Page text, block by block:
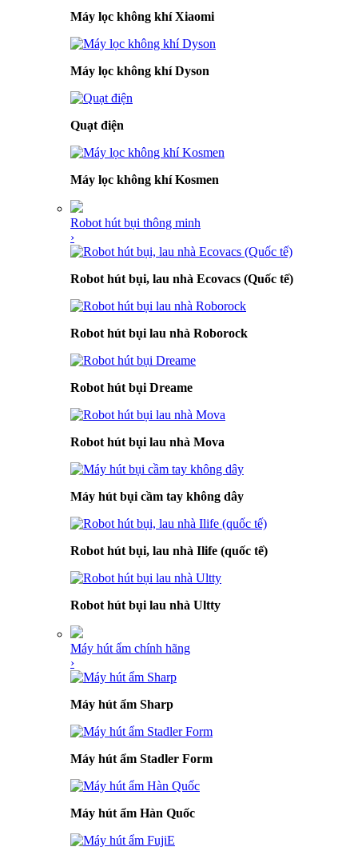
Máy lọc không khí Xiaomi
Máy lọc không khí Dyson
Quạt điện
Máy lọc không khí Kosmen
Robot hút bụi thông minh
›
Robot hút bụi, lau nhà Ecovacs (Quốc tế)
Robot hút bụi lau nhà Roborock
Robot hút bụi Dreame
Robot hút bụi lau nhà Mova
Máy hút bụi cầm tay không dây
Robot hút bụi, lau nhà Ilife (quốc tế)
Robot hút bụi lau nhà Ultty
Máy hút ẩm chính hãng
›
Máy hút ẩm Sharp
Máy hút ẩm Stadler Form
Máy hút ẩm Hàn Quốc